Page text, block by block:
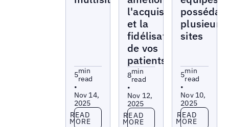
5min
read
•
Nov 14,
2025
Read more
READ
MORE
l'acquisition
et la
fidélisation
de vos
patients
8min
read
•
Nov 12,
2025
Read more
READ
MORE
plusieurs
sites
5min
read
•
Nov 10,
2025
Read more
READ
MORE